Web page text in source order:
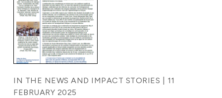
IN THE NEWS AND IMPACT STORIES | 11
FEBRUARY 2025